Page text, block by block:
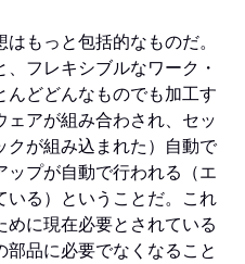
もっと包括的なものだ。
フレキシブルなワーク・
んどどんなものでも加工す
ェアが組み合わされ、セッ
クが組み込まれた）自動で
ップが自動で行われる（エ
いる）ということだ。これ
に現在必要とされている
品に必要でなくなること